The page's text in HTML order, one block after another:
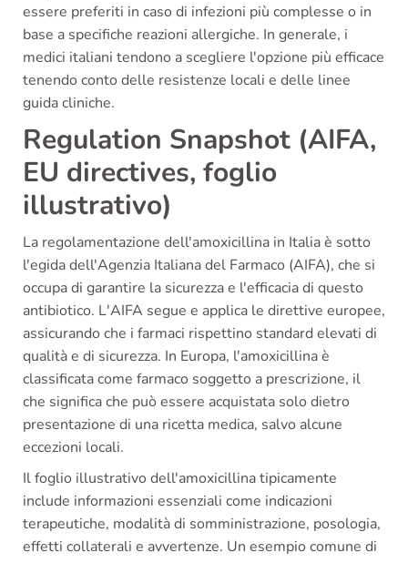
essere preferiti in caso di infezioni più complesse o in
base a specifiche reazioni allergiche. In generale, i
medici italiani tendono a scegliere l'opzione più efficace
tenendo conto delle resistenze locali e delle linee
guida cliniche.
Regulation Snapshot (AIFA,
EU directives, foglio
illustrativo)
La regolamentazione dell'amoxicillina in Italia è sotto
l'egida dell'Agenzia Italiana del Farmaco (AIFA), che si
occupa di garantire la sicurezza e l'efficacia di questo
antibiotico. L'AIFA segue e applica le direttive europee,
assicurando che i farmaci rispettino standard elevati di
qualità e di sicurezza. In Europa, l'amoxicillina è
classificata come farmaco soggetto a prescrizione, il
che significa che può essere acquistata solo dietro
presentazione di una ricetta medica, salvo alcune
eccezioni locali.
Il foglio illustrativo dell'amoxicillina tipicamente
include informazioni essenziali come indicazioni
terapeutiche, modalità di somministrazione, posologia,
effetti collaterali e avvertenze. Un esempio comune di